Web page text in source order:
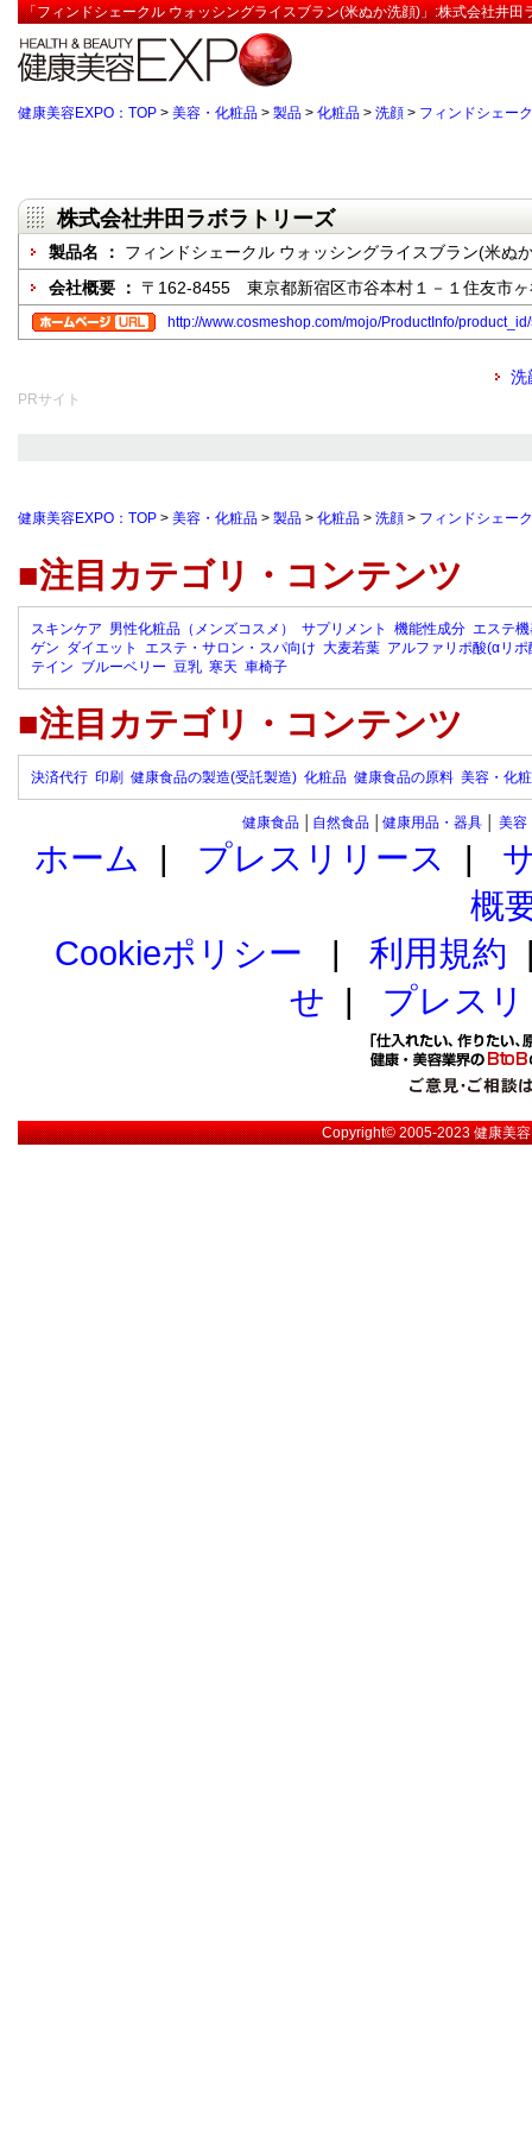
「フィンドシェークル ウォッシングライスブラン(米ぬか洗顔)」:株式会社井田
健康美容EXPO：TOP > 美容・化粧品 > 製品 > 化粧品 > 洗顔 > フィンドシェー
株式会社井田ラボラトリーズ
製品名 ： フィンドシェークル ウォッシングライスブラン(米ぬ
会社概要 ： 〒162-8455 東京都新宿区市谷本村１－１住友市ヶ
http://www.cosmeshop.com/mojo/ProductInfo/
洗
PRサイト
健康美容EXPO：TOP > 美容・化粧品 > 製品 > 化粧品 > 洗顔 > フィンドシェー
■注目カテゴリ・コンテンツ
スキンケア 男性化粧品（メンズコスメ） サプリメント 機能性成分 エステ
ゲン ダイエット エステ・サロン・スパ向け 大麦若葉 アルファリポ酸(αリポ
テイン ブルーベリー 豆乳 寒天 車椅子
■注目カテゴリ・コンテンツ
決済代行 印刷 健康食品の製造(受託製造) 化粧品 健康食品の原料 美容・化
健康食品 自然食品 健康用品・器具 美容
ホーム | プレスリリース |
概
Cookieポリシー | 利用規約
せ | プレス
Copyright© 2005-2023健康美